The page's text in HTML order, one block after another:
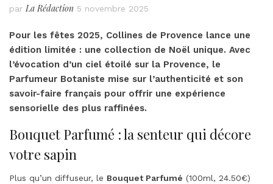
parLa Rédaction 5 novembre 2025
Pour les fêtes 2025, Collines de Provence lance une
édition limitée : une collection de Noël unique. Avec
l’évocation d’un ciel étoilé sur la Provence, le
Parfumeur Botaniste mise sur l’authenticité et son
savoir-faire français pour offrir une expérience
sensorielle des plus raffinées.
Bouquet Parfumé : la senteur qui décore
votre sapin
Plus qu’un diffuseur, le Bouquet Parfumé (100ml, 24.50€)